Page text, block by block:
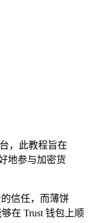
，此教程旨在
地参与加密货
信任，而薄饼
在 Trust 钱包上顺